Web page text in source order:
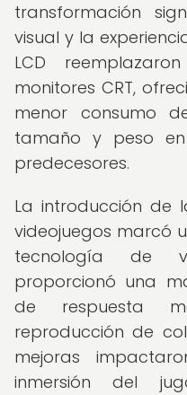
transformación
visual y la
LCD
monitores CRT,
menor consumo
tamaño y peso
predecesores.
La introducción de
videojuegos marcó
tecnología de
proporcionó una
de respuesta
reproducción de
mejoras
inmersión del